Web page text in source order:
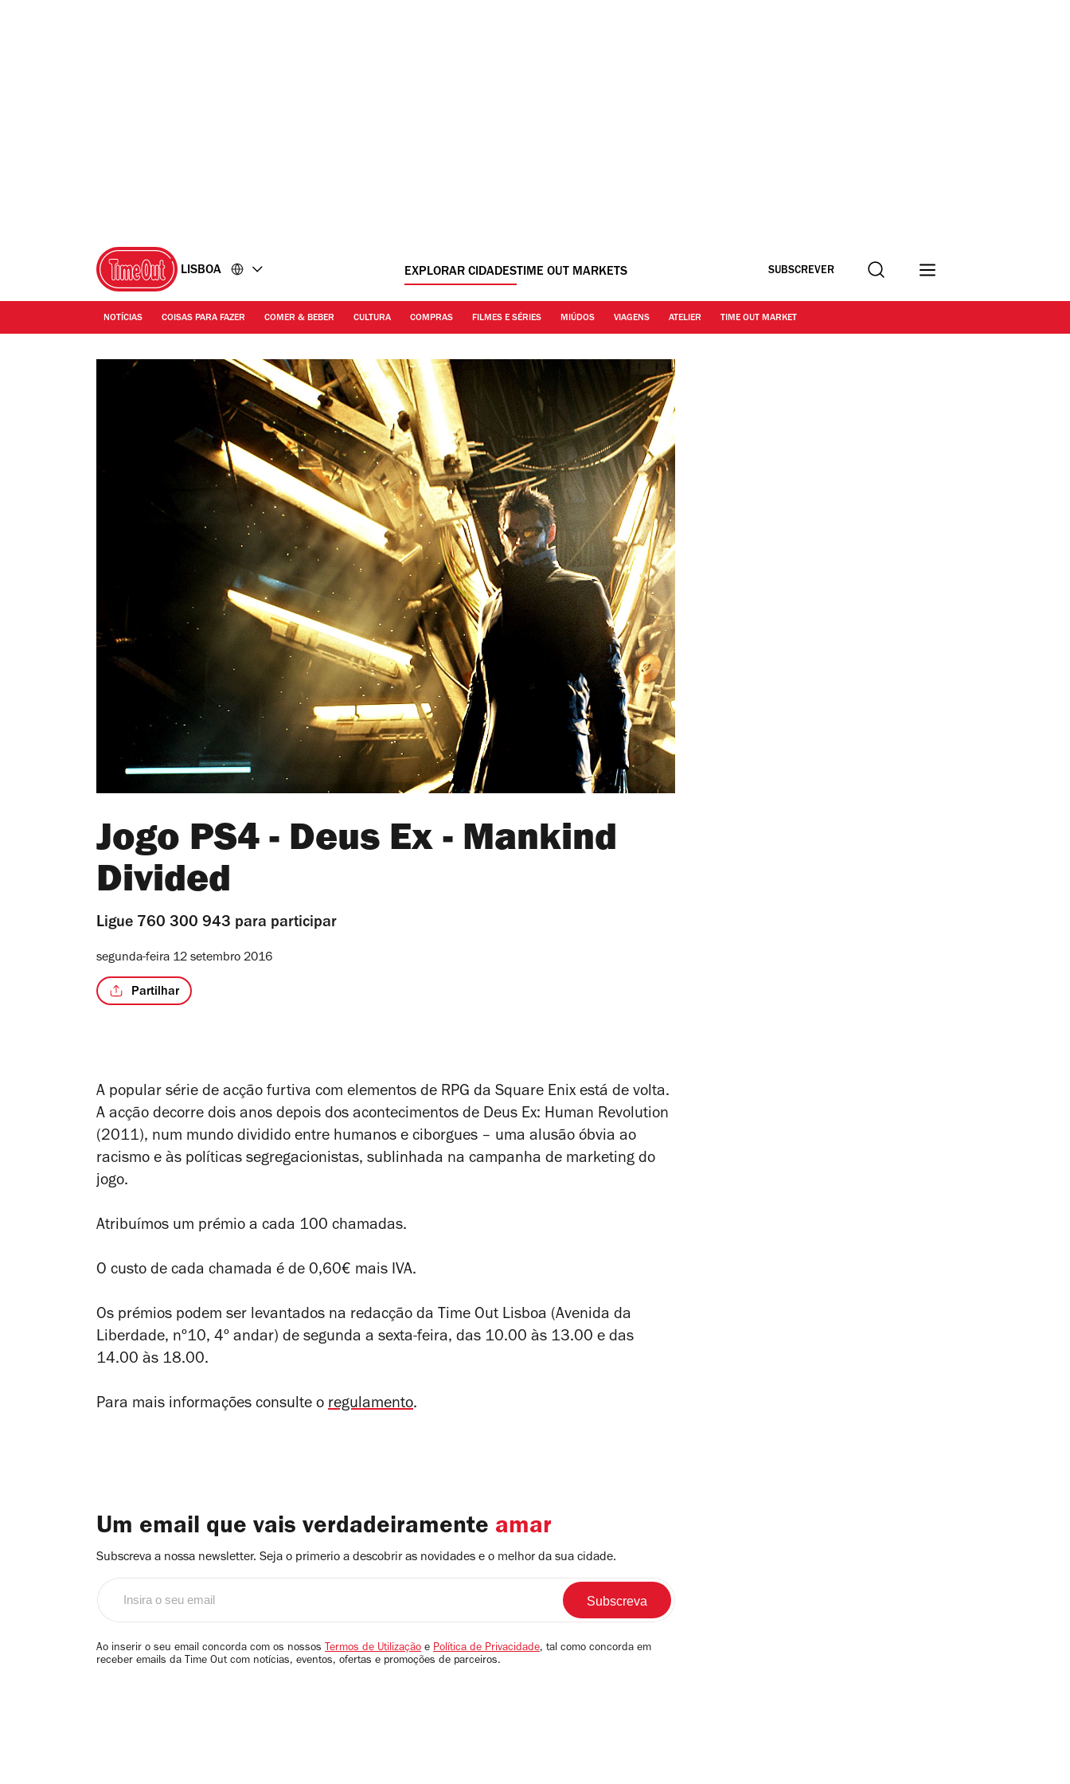
LISBOA EXPLORAR CIDADESTIME OUT MARKETS SUBSCREVER Procurar
NOTÍCIAS COISAS PARA FAZER COMER & BEBER CULTURA COMPRAS FILMES E SÉRIES MIÚDOS VIAGENS ATELIER TIME OUT MARKET
Jogo PS4 - Deus Ex - Mankind
Divided
Ligue 760 300 943 para participar
segunda-feira 12 setembro 2016
Partilhar
A popular série de acção furtiva com elementos de RPG da Square Enix está de volta.
A acção decorre dois anos depois dos acontecimentos de Deus Ex: Human Revolution
(2011), num mundo dividido entre humanos e ciborgues – uma alusão óbvia ao
racismo e às políticas segregacionistas, sublinhada na campanha de marketing do
jogo.
Atribuímos um prémio a cada 100 chamadas.
O custo de cada chamada é de 0,60€ mais IVA.
Os prémios podem ser levantados na redacção da Time Out Lisboa (Avenida da
Liberdade, nº10, 4º andar) de segunda a sexta-feira, das 10.00 às 13.00 e das
14.00 às 18.00.
Para mais informações consulte o regulamento.
Um email que vais verdadeiramente amar
Subscreva a nossa newsletter. Seja o primerio a descobrir as novidades e o melhor da sua cidade.
email
Ao inserir o seu email concorda com os nossos Termos de Utilização e Política de Privacidade, tal como concorda em
receber emails da Time Out com notícias, eventos, ofertas e promoções de parceiros.